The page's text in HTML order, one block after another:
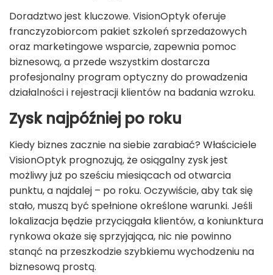
Doradztwo jest kluczowe. VisionOptyk oferuje
franczyzobiorcom pakiet szkoleń sprzedażowych
oraz marketingowe wsparcie, zapewnia pomoc
biznesową, a przede wszystkim dostarcza
profesjonalny program optyczny do prowadzenia
działalności i rejestracji klientów na badania wzroku.
Zysk najpóźniej po roku
Kiedy biznes zacznie na siebie zarabiać? Właściciele
VisionOptyk prognozują, że osiągalny zysk jest
możliwy już po sześciu miesiącach od otwarcia
punktu, a najdalej – po roku. Oczywiście, aby tak się
stało, muszą być spełnione określone warunki. Jeśli
lokalizacja będzie przyciągała klientów, a koniunktura
rynkowa okaże się sprzyjająca, nic nie powinno
stanąć na przeszkodzie szybkiemu wychodzeniu na
biznesową prostą.